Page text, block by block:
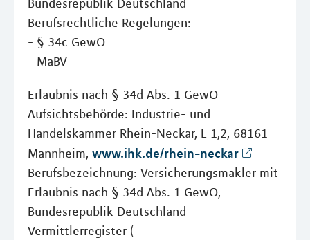
Bundesrepublik Deutschland
Berufsrechtliche Regelungen:
- § 34c GewO
- MaBV
Erlaubnis nach § 34d Abs. 1 GewO
Aufsichtsbehörde: Industrie- und
Handelskammer Rhein-Neckar, L 1,2, 68161
Mannheim, www.ihk.de/rhein-neckar
Berufsbezeichnung: Versicherungsmakler mit
Erlaubnis nach § 34d Abs. 1 GewO,
Bundesrepublik Deutschland
Vermittlerregister (